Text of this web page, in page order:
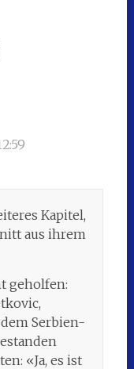
Kapitel,
aus ihrem
geholfen:
Serbien-
«Ja, es ist